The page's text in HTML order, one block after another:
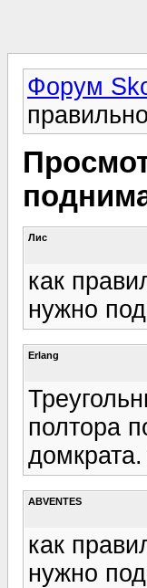
Форум
Лис
как
нужно
Erlang
полтора
ABVENTES
как
нужно